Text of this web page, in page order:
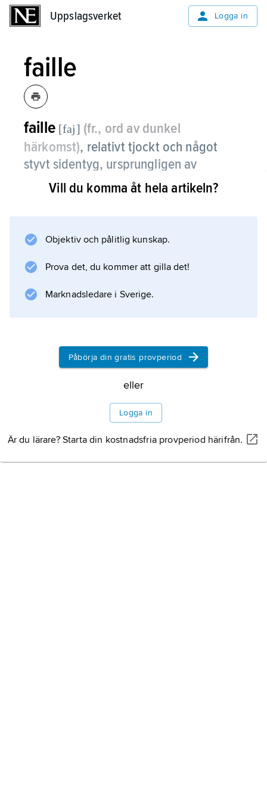
Uppslagsverket Logga in
faille
faille [faj] (fr., ord av dunkel
härkomst), relativt tjockt och något
styvt sidentyg, ursprungligen av
natursilke men numera även av t.ex.
vilket ger det ett tvärrandigt utseende. Det
Vill du komma åt hela artikeln?
Objektiv och pålitlig kunskap.
Prova det, du kommer att gilla det!
Marknadsledare i Sverige.
Påbörja din gratis provperiod
eller
Logga in
Är du lärare? Starta din kostnadsfria provperiod härifrån.